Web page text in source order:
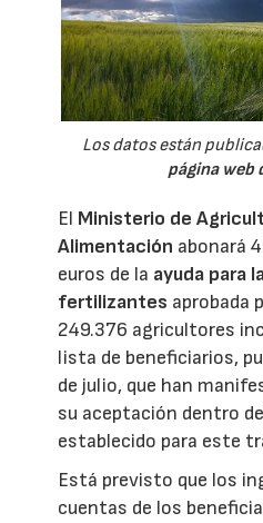
Los datos están
página web
El Ministerio de
Alimentación abonará
euros de la ayuda para
fertilizantes aprobada
249.376 agricultores
lista de beneficiarios,
de julio, que han
su aceptación dentro
establecido para este
Está previsto que los
cuentas de los